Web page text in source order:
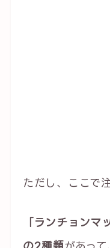
ただし、ここで
「ランチョンマ